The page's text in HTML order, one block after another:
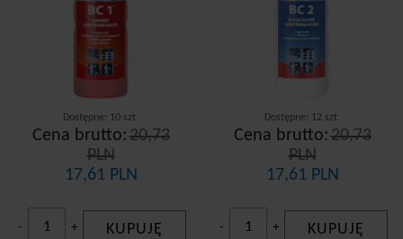
Dostępne: 10 szt.
Cena brutto: 20,73
PLN
17,61 PLN
- + KUPUJĘ
Dostępne: 12 szt.
Cena brutto: 20,73
PLN
17,61 PLN
- + KUPUJĘ